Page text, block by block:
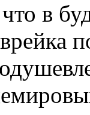
что в